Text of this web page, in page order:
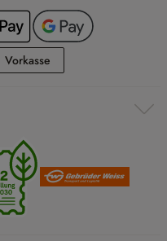
Vorkasse